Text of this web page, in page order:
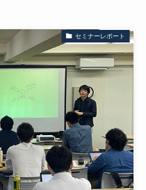
セミナーレポート